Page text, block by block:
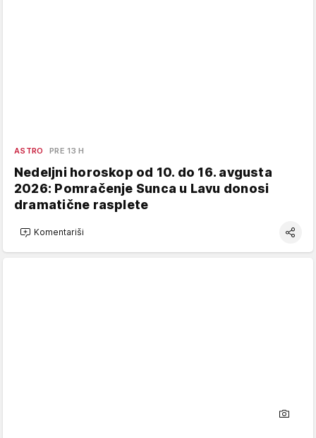
ASTRO PRE 13 H
Nedeljni horoskop od 10. do 16. avgusta
2026: Pomračenje Sunca u Lavu donosi
dramatične rasplete
Komentariši